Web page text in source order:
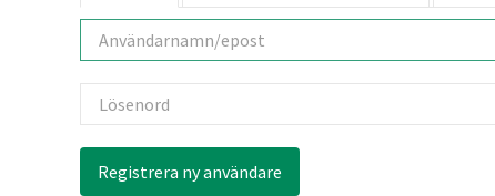
Användarnamn
Lösenord
Registrera ny användare